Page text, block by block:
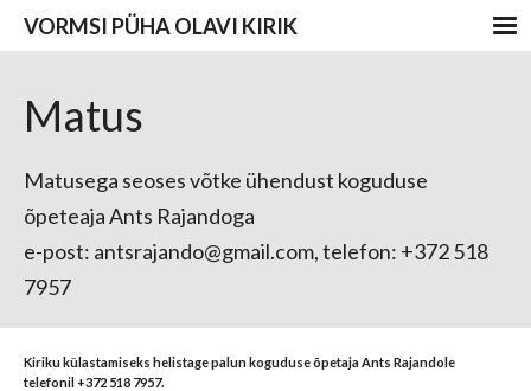
VORMSI PÜHA OLAVI KIRIK
Matus
Matusega seoses võtke ühendust koguduse
õpeteaja Ants Rajandoga
e-post: antsrajando@gmail.com, telefon: +372 518
7957
Kiriku külastamiseks helistage palun koguduse õpetaja Ants Rajandole
telefonil +372 518 7957.